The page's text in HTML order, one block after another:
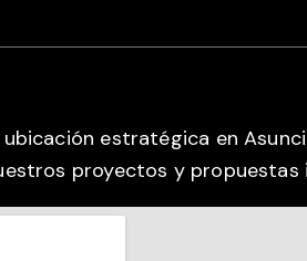
estratégica en
proyectos y propuestas